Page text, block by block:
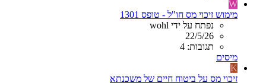
W
מימוש זיכוי מס חו"ל - טופס 1301
נפתח על ידי wohl
22/5/26
תגובות: 4
מיסים
K
זיכוי מס על ביטוח חיים של משכנתא